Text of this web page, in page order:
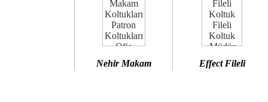
Nehir Makam Effect Fileli